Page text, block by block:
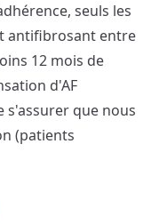
seuls les
antifibrosant entre
12 mois de
d'AF
s'assurer que nous
(patients